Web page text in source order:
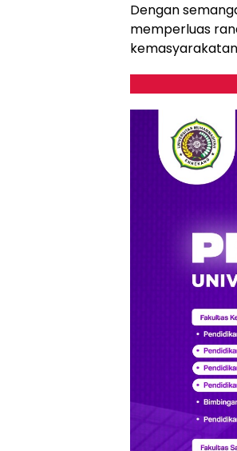
Dengan
memperluas